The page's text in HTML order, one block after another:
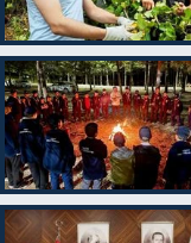
Gaziantep
Giresun
Gümüşhane
Hakkari